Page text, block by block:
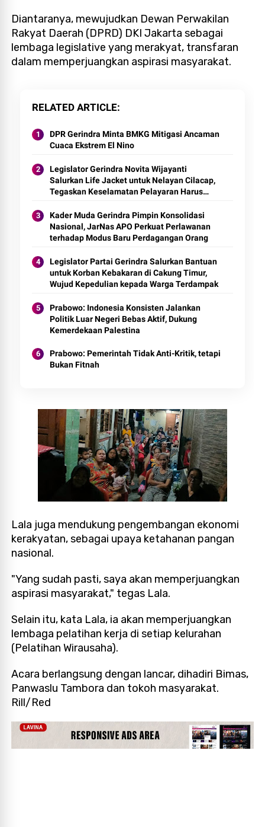
Diantaranya, mewujudkan Dewan Perwakilan
Rakyat Daerah (DPRD) DKI Jakarta sebagai
lembaga legislative yang merakyat, transfaran
dalam memperjuangkan aspirasi masyarakat.
RELATED ARTICLE
DPR Gerindra Minta BMKG Mitigasi Ancaman
Cuaca Ekstrem El Nino
Legislator Gerindra Novita Wijayanti
Salurkan Life Jacket untuk Nelayan Cilacap,
Tegaskan Keselamatan Pelayaran Harus
Kader Muda Gerindra Pimpin Konsolidasi
Nasional, JarNas APO Perkuat Perlawanan
terhadap Modus Baru Perdagangan Orang
Legislator Partai Gerindra Salurkan Bantuan
untuk Korban Kebakaran di Cakung Timur,
Wujud Kepedulian kepada Warga Terdampak
Prabowo: Indonesia Konsisten Jalankan
Politik Luar Negeri Bebas Aktif, Dukung
Kemerdekaan Palestina
Prabowo: Pemerintah Tidak Anti-Kritik, tetapi
Bukan Fitnah
Lala juga mendukung pengembangan ekonomi
kerakyatan, sebagai upaya ketahanan pangan
nasional.
"Yang sudah pasti, saya akan memperjuangkan
aspirasi masyarakat," tegas Lala.
Selain itu, kata Lala, ia akan memperjuangkan
lembaga pelatihan kerja di setiap kelurahan
(Pelatihan Wirausaha).
Acara berlangsung dengan lancar, dihadiri Bimas,
Panwaslu Tambora dan tokoh masyarakat.
Rill/Red